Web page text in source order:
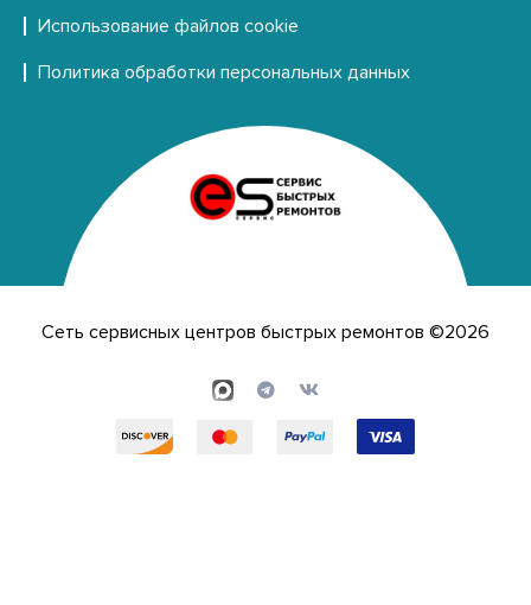
Использование файлов cookie
Политика обработки персональных данных
Сеть сервисных центров быстрых ремонтов ©2026